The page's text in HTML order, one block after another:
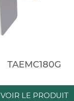
TAEMC180G
VOIR LE PRODUIT